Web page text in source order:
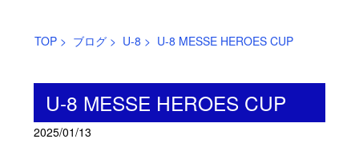
TOP> ブログ> U-8 > U-8 MESSE HEROES CUP
U-8 MESSE HEROES CUP
2025/01/13